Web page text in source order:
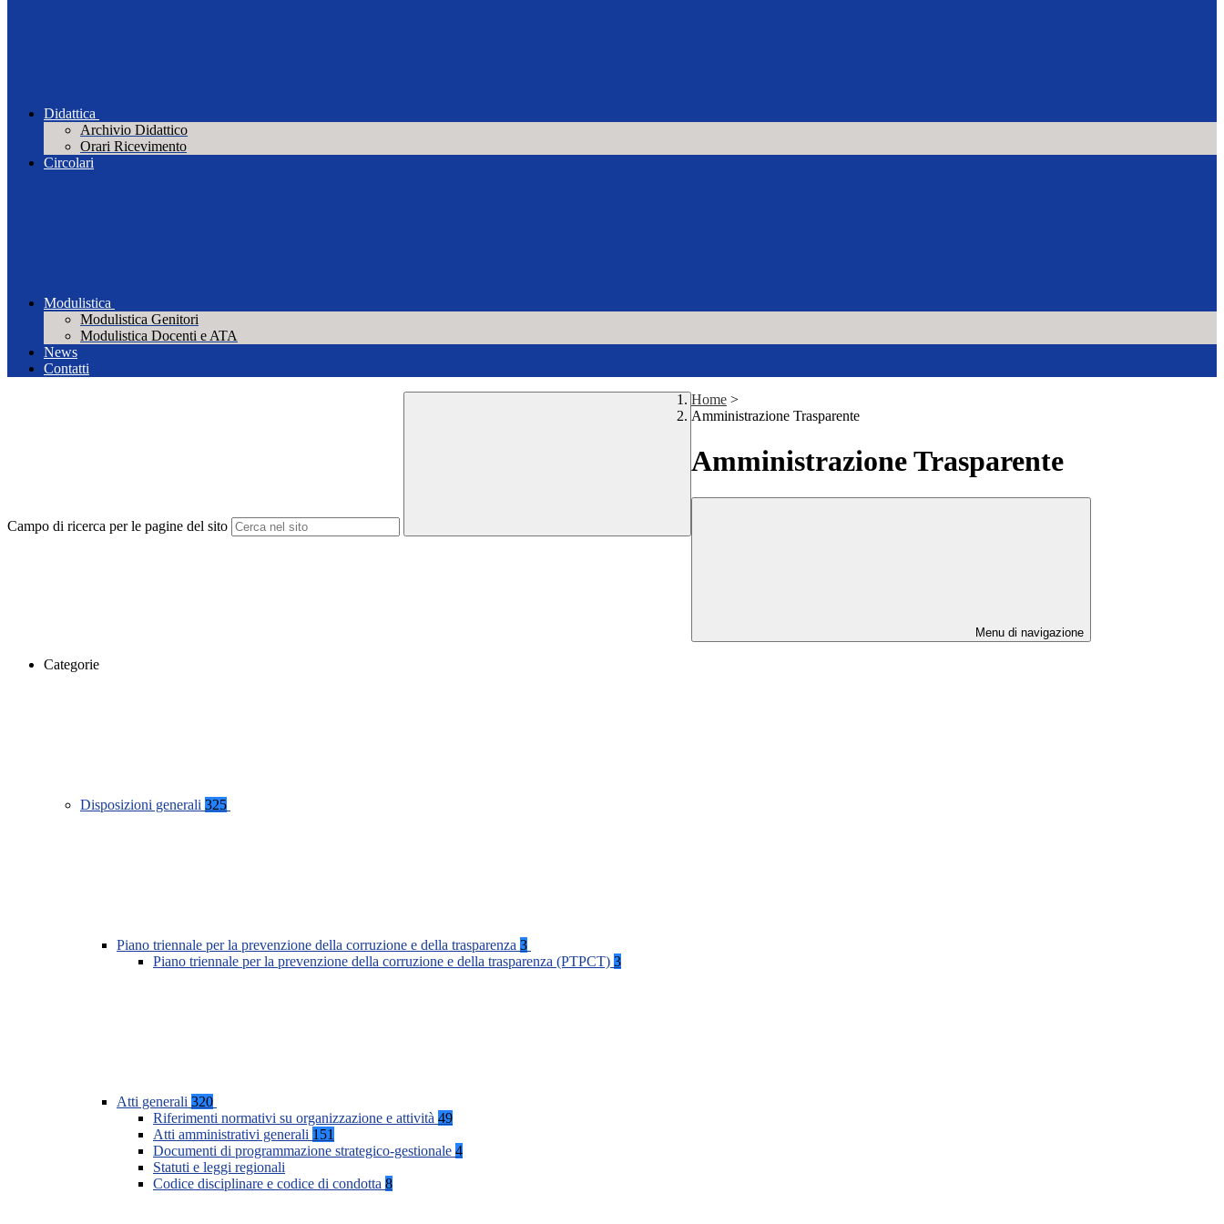
Didattica
Archivio Didattico
Orari Ricevimento
Circolari
Modulistica
Modulistica Genitori
Modulistica Docenti e ATA
News
Contatti
Campo di ricerca per le pagine del sito
Home >
Amministrazione Trasparente
Amministrazione Trasparente
Menu di navigazione
Categorie
Disposizioni generali 325
Piano triennale per la prevenzione della corruzione e della trasparenza 3
Piano triennale per la prevenzione della corruzione e della trasparenza (PTPCT) 3
Atti generali 320
Riferimenti normativi su organizzazione e attività 49
Atti amministrativi generali 151
Documenti di programmazione strategico-gestionale 4
Statuti e leggi regionali
Codice disciplinare e codice di condotta 8